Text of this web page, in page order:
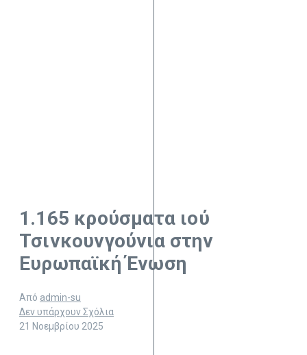
1.165 κρούσματα ιού
Τσινκουνγούνια στην
Ευρωπαϊκή Ένωση
Από admin-su
Δεν υπάρχουν Σχόλια
21 Νοεμβρίου 2025